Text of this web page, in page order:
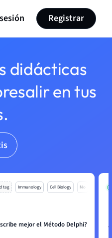
Registrar
didácticas
en tus
tag Immunology Cell Biology Mo
mejor el Método Delphi?